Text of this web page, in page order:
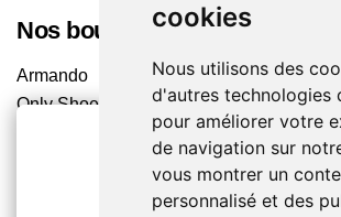
cookies
Nous utilisons des
d'autres technologies
pour améliorer votre
de navigation sur
vous montrer un
personnalisé et des
2€
Nos boutiques
Armando
Only Shoes
Trouvez le magasin le plus proche